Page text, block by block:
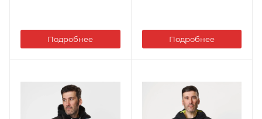
Подробнее Подробнее